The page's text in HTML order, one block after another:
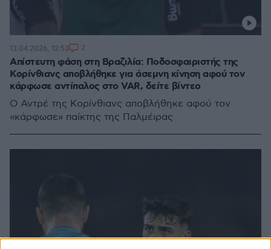
Απίστευτη φάση στη Βραζιλία: Ποδοσφαιριστής της
Κορίνθιανς αποβλήθηκε για άσεμνη κίνηση αφού τον
κάρφωσε αντίπαλος στο VAR, δείτε βίντεο
O Αντρέ της Κορίνθιανς αποβλήθηκε αφού τον
«κάρφωσε» παίκτης της Παλμέιρας
13.04.2026, 12:53 2